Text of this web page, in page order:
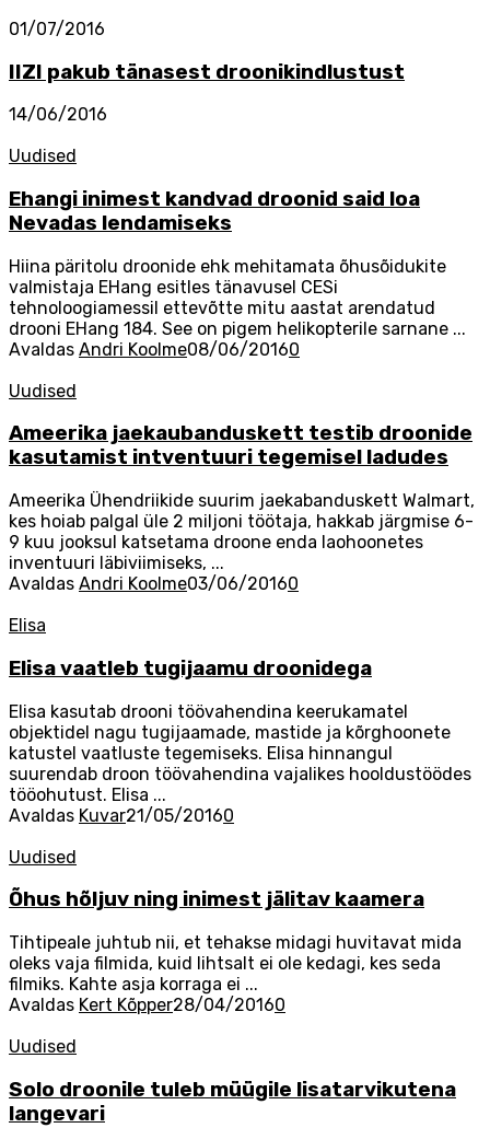
01/07/2016
IIZI pakub tänasest droonikindlustust
14/06/2016
Uudised
Ehangi inimest kandvad droonid said loa
Nevadas lendamiseks
Hiina päritolu droonide ehk mehitamata õhusõidukite
valmistaja EHang esitles tänavusel CESi
tehnoloogiamessil ettevõtte mitu aastat arendatud
drooni EHang 184. See on pigem helikopterile sarnane ...
Avaldas Andri Koolme08/06/20160
Uudised
Ameerika jaekaubanduskett testib droonide
kasutamist intventuuri tegemisel ladudes
Ameerika Ühendriikide suurim jaekabanduskett Walmart,
kes hoiab palgal üle 2 miljoni töötaja, hakkab järgmise 6-
9 kuu jooksul katsetama droone enda laohoonetes
inventuuri läbiviimiseks, ...
Avaldas Andri Koolme03/06/20160
Elisa
Elisa vaatleb tugijaamu droonidega
Elisa kasutab drooni töövahendina keerukamatel
objektidel nagu tugijaamade, mastide ja kõrghoonete
katustel vaatluste tegemiseks. Elisa hinnangul
suurendab droon töövahendina vajalikes hooldustöödes
tööohutust. Elisa ...
Avaldas Kuvar21/05/20160
Uudised
Õhus hõljuv ning inimest jälitav kaamera
Tihtipeale juhtub nii, et tehakse midagi huvitavat mida
oleks vaja filmida, kuid lihtsalt ei ole kedagi, kes seda
filmiks. Kahte asja korraga ei ...
Avaldas Kert Kõpper28/04/20160
Uudised
Solo droonile tuleb müügile lisatarvikutena
langevari